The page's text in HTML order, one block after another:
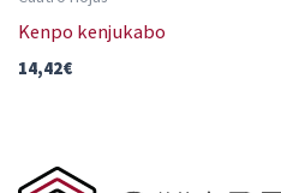
Kenpo kenjukabo
14,42€